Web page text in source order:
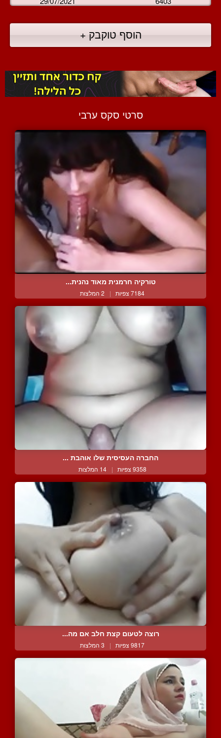
הוסף טוקבק +
סרטי סקס ערבי
טורקיה חרמנית מאוד נהנית...
7184 צפיות | 2 המלצות
החברה העסיסית שלו אוהבת ...
9358 צפיות | 14 המלצות
רוצה לטעום קצת חלב אם מה...
9817 צפיות | 3 המלצות